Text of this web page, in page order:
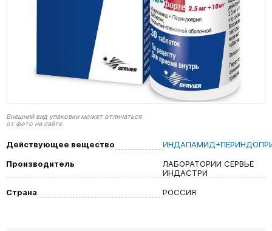
Внешний вид упаковки может отличаться
от фото на сайте.
Действующее вещество
Производитель
ЛАБОРАТОРИИ СЕРВЬЕ
ИНДАСТРИ
Страна
РОССИЯ